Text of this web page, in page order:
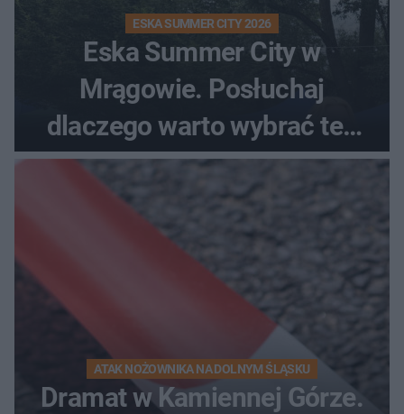
ESKA SUMMER CITY 2026
Eska Summer City w
Mrągowie. Posłuchaj
dlaczego warto wybrać ten
kierunek na urlop!
ATAK NOŻOWNIKA NA DOLNYM ŚLĄSKU
Dramat w Kamiennej Górze.